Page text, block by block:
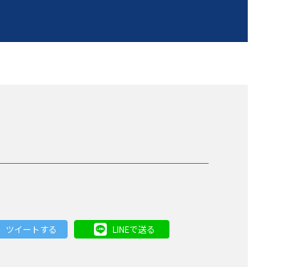
ツイートする LINEで送る